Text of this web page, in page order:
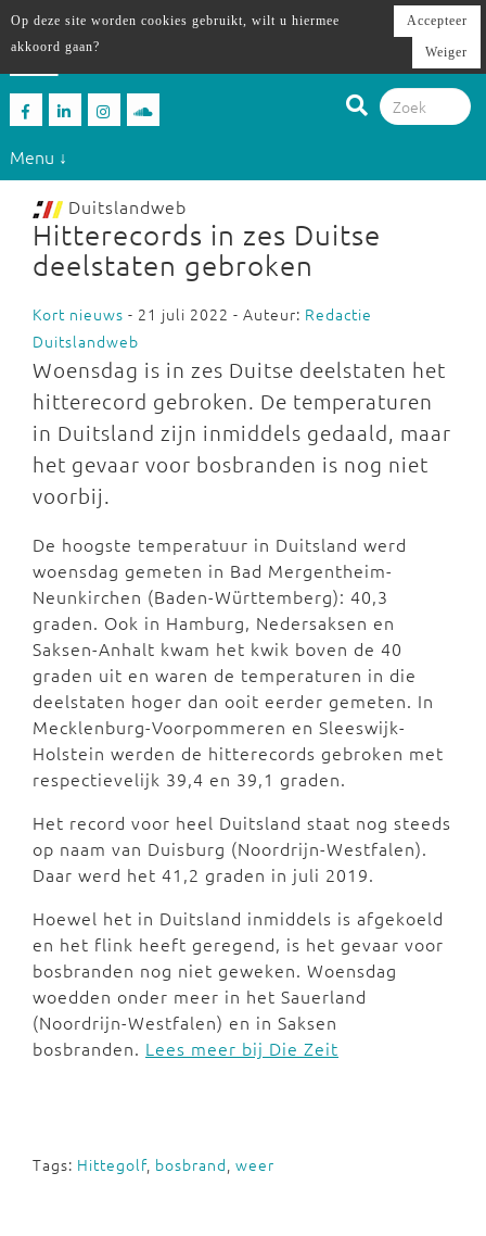
Menu ↓
Duitslandweb
Hitterecords in zes Duitse
deelstaten gebroken
Kort nieuws - 21 juli 2022 - Auteur: Redactie
Duitslandweb
Woensdag is in zes Duitse deelstaten het
hitterecord gebroken. De temperaturen
in Duitsland zijn inmiddels gedaald, maar
het gevaar voor bosbranden is nog niet
voorbij.
De hoogste temperatuur in Duitsland werd
woensdag gemeten in Bad Mergentheim-
Neunkirchen (Baden-Württemberg): 40,3
graden. Ook in Hamburg, Nedersaksen en
Saksen-Anhalt kwam het kwik boven de 40
graden uit en waren de temperaturen in die
deelstaten hoger dan ooit eerder gemeten. In
Mecklenburg-Voorpommeren en Sleeswijk-
Holstein werden de hitterecords gebroken met
respectievelijk 39,4 en 39,1 graden.
Het record voor heel Duitsland staat nog steeds
op naam van Duisburg (Noordrijn-Westfalen).
Daar werd het 41,2 graden in juli 2019.
Hoewel het in Duitsland inmiddels is afgekoeld
en het flink heeft geregend, is het gevaar voor
bosbranden nog niet geweken. Woensdag
woedden onder meer in het Sauerland
(Noordrijn-Westfalen) en in Saksen
bosbranden. Lees meer bij Die Zeit
Tags: Hittegolf, bosbrand, weer
Op deze site worden cookies gebruikt, wilt u hiermee
akkoord gaan?
Accepteer
Weiger